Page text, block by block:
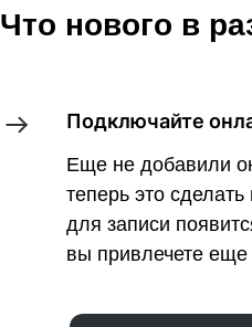
Что нового в
Подключайте
Еще не добавили
теперь это
для записи
вы привлечете